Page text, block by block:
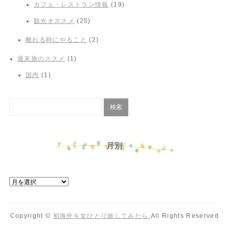
カフェ・レストラン情報 (19)
観光オススメ (25)
離れる時にやること (2)
週末旅のススメ (1)
国内 (1)
月別
Copyright © 初海外を女ひとり旅してみたら All Rights Reserved